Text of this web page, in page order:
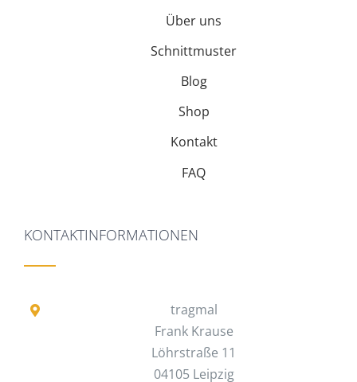
Über uns
Schnittmuster
Blog
Shop
Kontakt
FAQ
KONTAKTINFORMATIONEN
tragmal
Frank Krause
Löhrstraße 11
04105 Leipzig